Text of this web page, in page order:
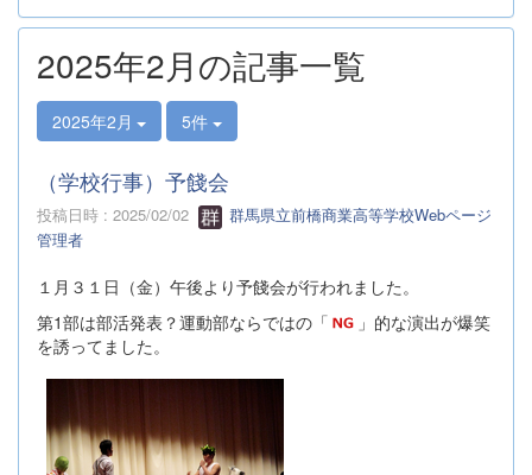
2025年2月の記事一覧
2025年2月 5件
（学校行事）予餞会
投稿日時 : 2025/02/02
群馬県立前橋商業高等学校Webページ
管理者
１月３１日（金）午後より予餞会が行われました。
第1部は部活発表？運動部ならではの「
」的な演出が爆笑
を誘ってました。